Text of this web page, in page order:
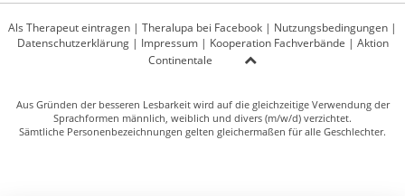
Als Therapeut eintragen | Theralupa bei Facebook | Nutzungsbedingungen |
Datenschutzerklärung| Impressum| Kooperation Fachverbände | Aktion
Continentale
Aus Gründen der besseren Lesbarkeit wird auf die gleichzeitige Verwendung der
Sprachformen männlich, weiblich und divers (m/w/d) verzichtet.
Sämtliche Personenbezeichnungen gelten gleichermaßen für alle Geschlechter.